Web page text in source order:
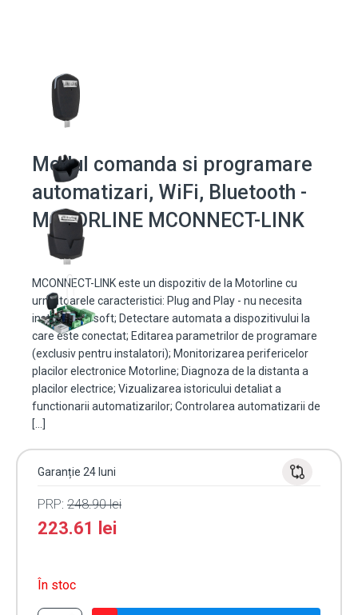
Modul comanda si programare
automatizari, WiFi, Bluetooth -
MOTORLINE MCONNECT-LINK
MCONNECT-LINK este un dispozitiv de la Motorline cu
urmatoarele caracteristici: Plug and Play - nu necesita
instalare de soft; Detectare automata a dispozitivului la
care este conectat; Editarea parametrilor de programare
(exclusiv pentru instalatori); Monitorizarea perifericelor
placilor electronice Motorline; Diagnoza de la distanta a
placilor electrice; Vizualizarea istoricului detaliat a
functionarii automatizarilor; Controlarea automatizarii de
[…]
Garanție 24 luni
PRP: 248.90lei
223.61 lei
În stoc